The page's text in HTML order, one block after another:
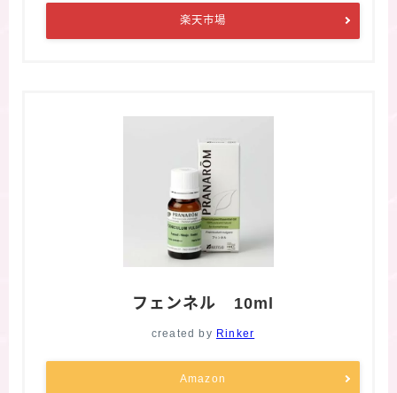
楽天市場
フェンネル 10ml
created by Rinker
Amazon